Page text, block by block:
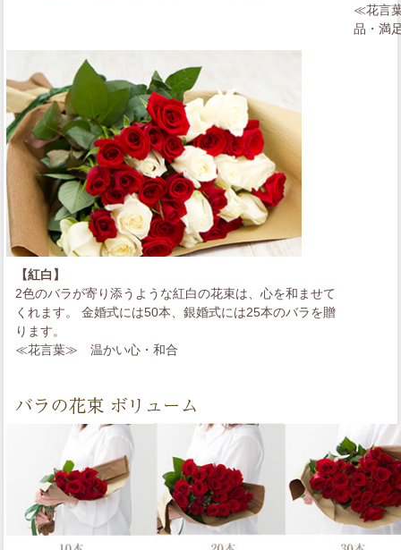
≪花言
品・満
【紅白】
2色のバラが寄り添うような紅白の花束は、心を和ませて
くれます。 金婚式には50本、銀婚式には25本のバラを贈
ります。
≪花言葉≫
温かい心・和合